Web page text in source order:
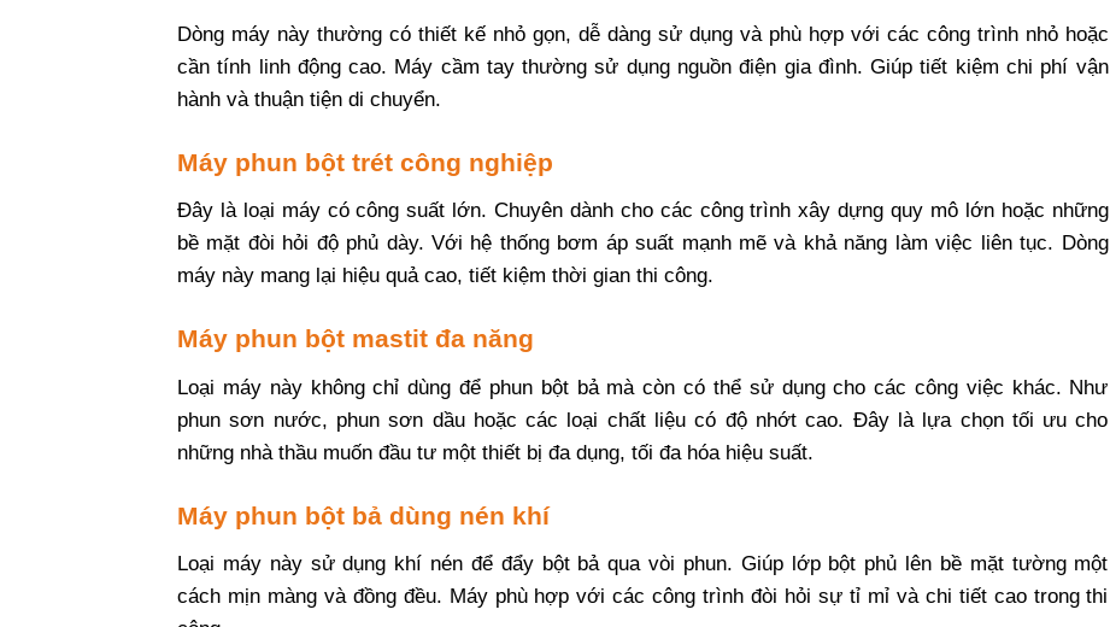
Dòng máy này thường có thiết kế nhỏ gọn, dễ dàng sử dụng và phù hợp với các công trình nhỏ hoặc
cần tính linh động cao. Máy cầm tay thường sử dụng nguồn điện gia đình. Giúp tiết kiệm chi phí vận
hành và thuận tiện di chuyển.
Máy phun bột trét công nghiệp
Đây là loại máy có công suất lớn. Chuyên dành cho các công trình xây dựng quy mô lớn hoặc những
bề mặt đòi hỏi độ phủ dày. Với hệ thống bơm áp suất mạnh mẽ và khả năng làm việc liên tục. Dòng
máy này mang lại hiệu quả cao, tiết kiệm thời gian thi công.
Máy phun bột mastit đa năng
Loại máy này không chỉ dùng để phun bột bả mà còn có thể sử dụng cho các công việc khác. Như
phun sơn nước, phun sơn dầu hoặc các loại chất liệu có độ nhớt cao. Đây là lựa chọn tối ưu cho
những nhà thầu muốn đầu tư một thiết bị đa dụng, tối đa hóa hiệu suất.
Máy phun bột bả dùng nén khí
Loại máy này sử dụng khí nén để đẩy bột bả qua vòi phun. Giúp lớp bột phủ lên bề mặt tường một
cách mịn màng và đồng đều. Máy phù hợp với các công trình đòi hỏi sự tỉ mỉ và chi tiết cao trong thi